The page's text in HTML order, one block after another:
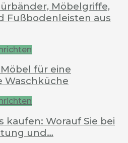
Möbelgriffe,
Fußbodenleisten aus
für eine
Waschküche
kaufen: Worauf Sie bei
und…